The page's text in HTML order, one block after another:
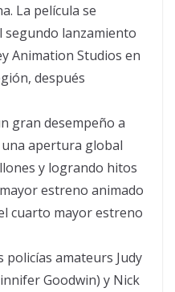
La película se
segundo lanzamiento
Animation Studios en
después
gran desempeño a
apertura global
y logrando hitos
estreno animado
cuarto mayor estreno
policías amateurs Judy
Goodwin) y Nick